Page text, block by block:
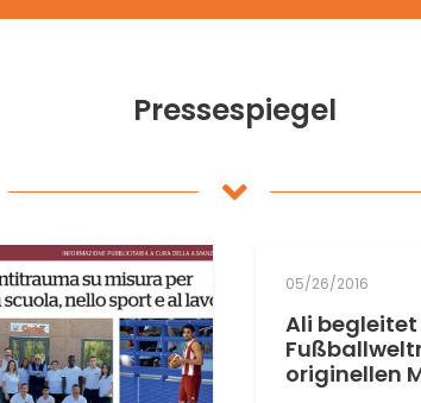
Pressespiegel
05/26/2016
Ali
originellen